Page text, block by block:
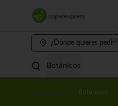
¿Dónde quieres pedir?
Botánicos
Copetexpress Botánicos